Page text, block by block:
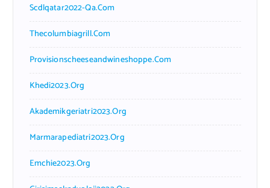
Scdlqatar2022-Qa.com
Thecolumbiagrill.com
Provisionscheeseandwineshoppe.com
Khedi2023.org
Akademikgeriatri2023.org
Marmarapediatri2023.org
Emchie2023.org